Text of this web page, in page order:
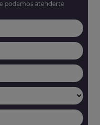
podamos atenderte